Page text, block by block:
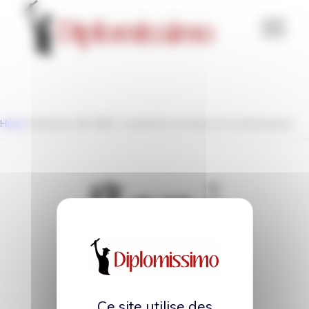
Home
Panneau de gestion des cookies